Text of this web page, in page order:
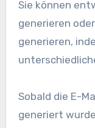
Sie können
generieren
generieren,
Sobald die E-
generiert